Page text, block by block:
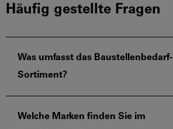
Häufig gestellte Fragen
Was umfasst das Baustellenbedarf-
Sortiment?
Welche Marken finden Sie im